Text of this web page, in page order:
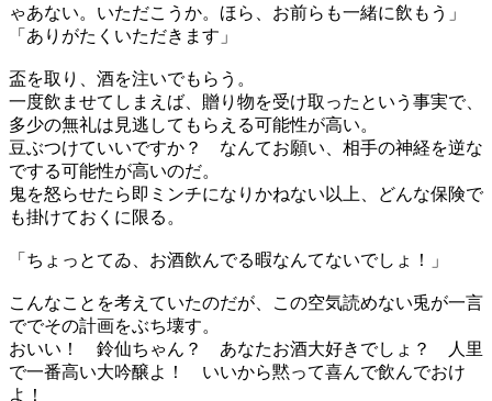
ゃあない。いただこうか。ほら、お前らも一緒に飲もう」
「ありがたくいただきます」
盃を取り、酒を注いでもらう。
一度飲ませてしまえば、贈り物を受け取ったという事実で、
多少の無礼は見逃してもらえる可能性が高い。
豆ぶつけていいですか？ なんてお願い、相手の神経を逆な
でする可能性が高いのだ。
鬼を怒らせたら即ミンチになりかねない以上、どんな保険で
も掛けておくに限る。
「ちょっとてゐ、お酒飲んでる暇なんてないでしょ！」
こんなことを考えていたのだが、この空気読めない兎が一言
ででその計画をぶち壊す。
おいい！ 鈴仙ちゃん？ あなたお酒大好きでしょ？ 人里
で一番高い大吟醸よ！ いいから黙って喜んで飲んでおけ
よ！